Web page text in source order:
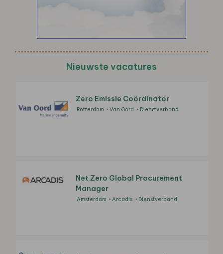
Nieuwste vacatures
Zero Emissie Coördinator
Rotterdam Van Oord Dienstverband
Net Zero Global Procurement
Manager
Amsterdam Arcadis Dienstverband